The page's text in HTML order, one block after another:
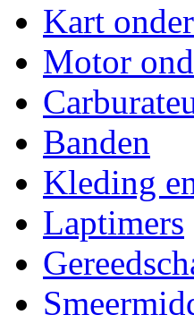
Kart
Motor
Banden
Kleding
Laptimers